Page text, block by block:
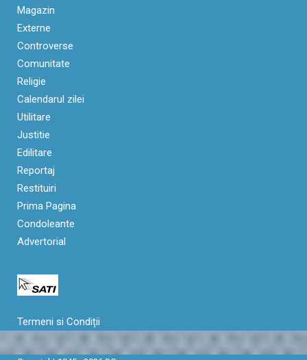
Magazin
Externe
Controverse
Comunitate
Religie
Calendarul zilei
Utilitare
Justitie
Edilitare
Reportaj
Restituiri
Prima Pagina
Condoleante
Advertorial
Termeni si Condiții